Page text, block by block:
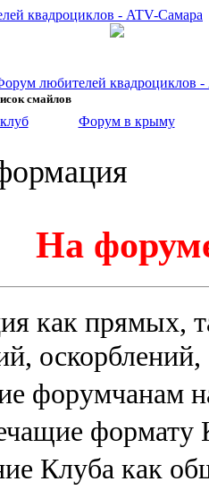
любителей квадроциклов
смайлов
Форум в крыму
На
как прямых,
форумчанам
формату
Клуба как